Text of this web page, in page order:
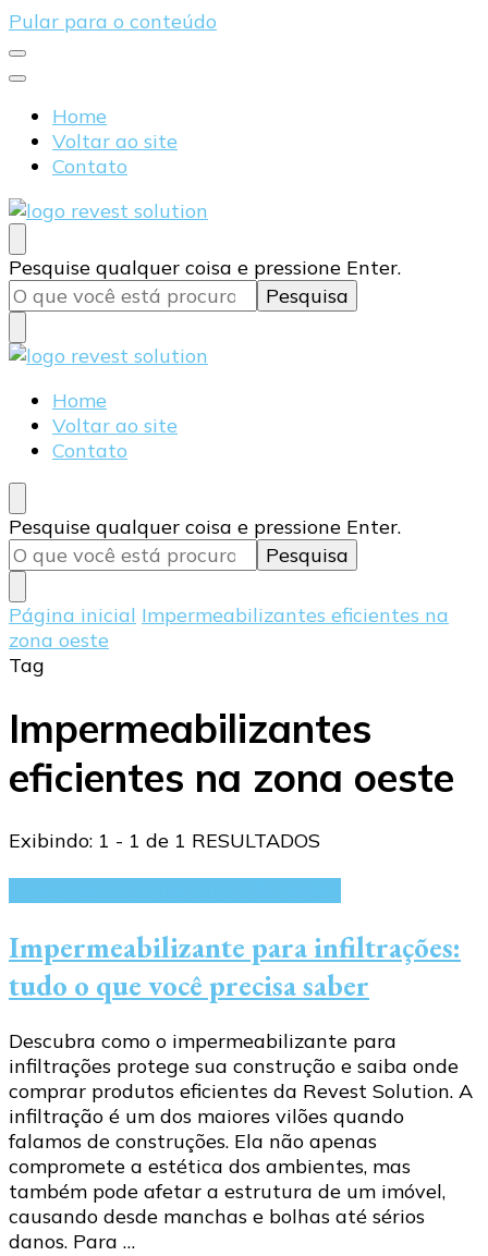
Pular para o conteúdo
Home
Voltar ao site
Contato
Blog Revest Solution
Procurando
algo?
Pesquise qualquer coisa e pressione Enter.
Blog Revest Solution
Home
Voltar ao site
Contato
Procurando
algo?
Pesquise qualquer coisa e pressione Enter.
Página inicial Impermeabilizantes eficientes na
zona oeste
Tag
Impermeabilizantes
eficientes na zona oeste
Exibindo: 1 - 1 de 1 RESULTADOS
Impermeabilizante para infiltrações:
tudo o que você precisa saber
Descubra como o impermeabilizante para
infiltrações protege sua construção e saiba onde
comprar produtos eficientes da Revest Solution. A
infiltração é um dos maiores vilões quando
falamos de construções. Ela não apenas
compromete a estética dos ambientes, mas
também pode afetar a estrutura de um imóvel,
causando desde manchas e bolhas até sérios
danos. Para …